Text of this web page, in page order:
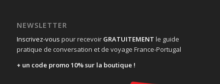
NEWSLETTER
Inscrivez-vous pour recevoir GRATUITEMENT le guide
pratique de conversation et de voyage France-Portugal
+ un code promo 10% sur la boutique !